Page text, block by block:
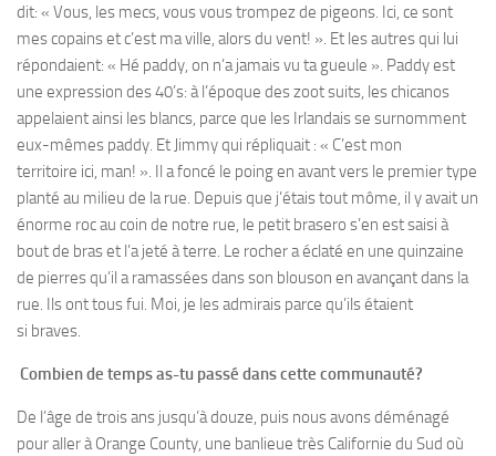
dit: « Vous, les mecs, vous vous trompez de pigeons. Ici, ce sont
mes copains et c’est ma ville, alors du vent! ». Et les autres qui lui
répondaient: « Hé paddy, on n’a jamais vu ta gueule ». Paddy est
une expression des 40’s: à l’époque des zoot suits, les chicanos
appelaient ainsi les blancs, parce que les Irlandais se surnomment
eux-mêmes paddy. Et Jimmy qui répliquait : « C’est mon
territoire ici, man! ». Il a foncé le poing en avant vers le premier type
planté au milieu de la rue. Depuis que j’étais tout môme, il y avait un
énorme roc au coin de notre rue, le petit brasero s’en est saisi à
bout de bras et l’a jeté à terre. Le rocher a éclaté en une quinzaine
de pierres qu’il a ramassées dans son blouson en avançant dans la
rue. Ils ont tous fui. Moi, je les admirais parce qu’ils étaient
si braves.
Combien de temps as-tu passé dans cette communauté?
De l’âge de trois ans jusqu’à douze, puis nous avons déménagé
pour aller à Orange County, une banlieue très Californie du Sud où